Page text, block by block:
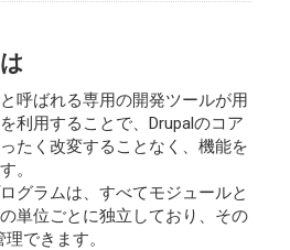
呼ばれる専用の開発ツールが用
利用することで、Drupalのコア
たく改変することなく、機能を
。
グラムは、すべてモジュールと
単位ごとに独立しており、その
できます。